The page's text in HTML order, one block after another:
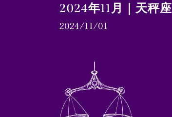
2024年11月｜天秤座
2024/11/01